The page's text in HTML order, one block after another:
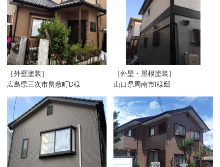
［外壁塗装］
広島県三次市畠敷町D様
［外壁・屋根塗装］
山口県周南市I様邸